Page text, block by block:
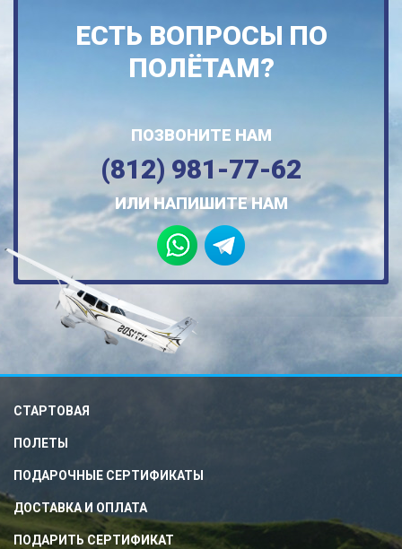
ЕСТЬ ВОПРОСЫ ПО
ПОЛЁТАМ?
ПОЗВОНИТЕ НАМ
(812) 981-77-62
ИЛИ НАПИШИТЕ НАМ
СТАРТОВАЯ
ПОЛЕТЫ
ПОДАРОЧНЫЕ СЕРТИФИКАТЫ
ДОСТАВКА И ОПЛАТА
ПОДАРИТЬ СЕРТИФИКАТ